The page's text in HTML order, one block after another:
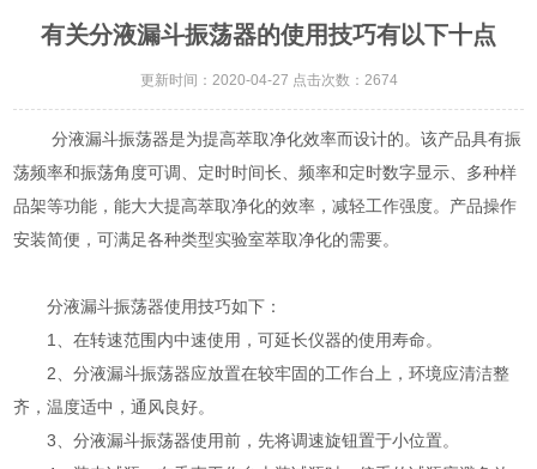
有关分液漏斗振荡器的使用技巧有以下十点
更新时间：2020-04-27 点击次数：2674
分液漏斗振荡器是为提高萃取净化效率而设计的。该产品具有振
荡频率和振荡角度可调、定时时间长、频率和定时数字显示、多种样
品架等功能，能大大提高萃取净化的效率，减轻工作强度。产品操作
安装简便，可满足各种类型实验室萃取净化的需要。
分液漏斗振荡器使用技巧如下：
1、在转速范围内中速使用，可延长仪器的使用寿命。
2、分液漏斗振荡器应放置在较牢固的工作台上，环境应清洁整
齐，温度适中，通风良好。
3、分液漏斗振荡器使用前，先将调速旋钮置于小位置。